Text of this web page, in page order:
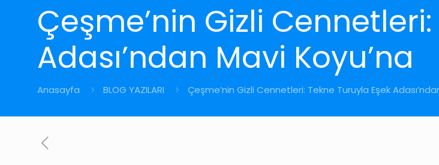
Çeşme’nin Gizli
Adası’ndan Mavi Koyu’na
Anasayfa BLOG YAZILARI Çeşme’nin Gizli Cennetleri: Tekne Turuyla Eşek